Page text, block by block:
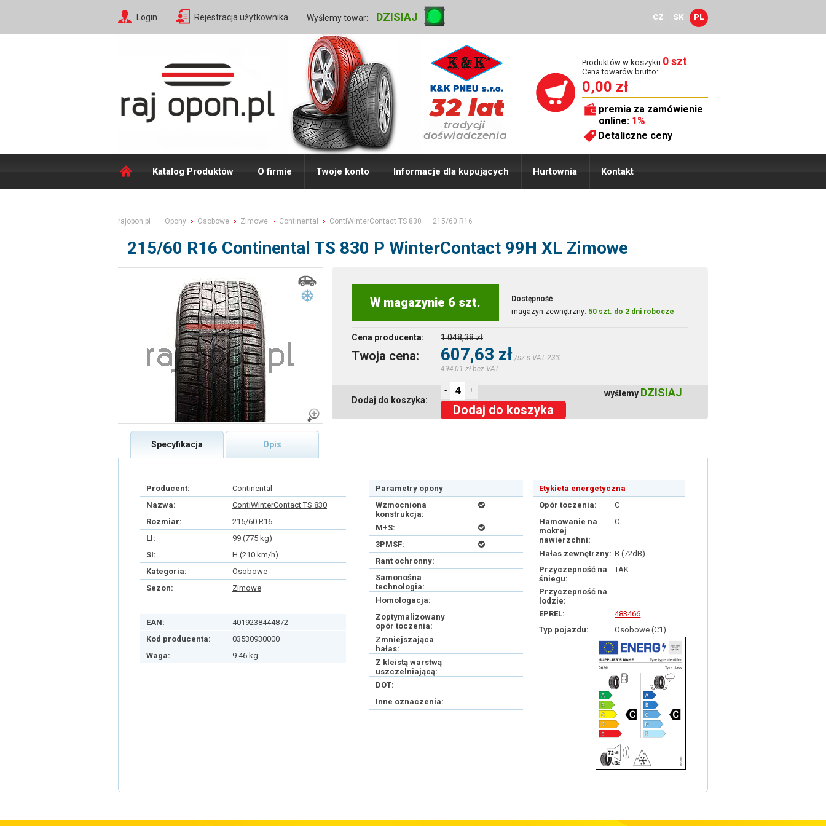
Login Rejestracja użytkownika Wyślemy towar: DZISIAJ CZ SK PL
Produktów w koszyku 0 szt
Cena towarów brutto:
0,00 zł
premia za zamówienie
online: 1%
Detaliczne ceny
Katalog Produktów O firmie Twoje konto Informacje dla kupujących Hurtownia Kontakt
rajopon.pl Opony Osobowe Zimowe Continental ContiWinterContact TS 830 215/60 R16
215/60 R16 Continental TS 830 P WinterContact 99H XL Zimowe
W magazynie 6 szt. Dostępność:
magazyn zewnętrzny: 50 szt. do 2 dni robocze
Cena producenta: 1 048,38 zł
Twoja cena: 607,63 zł /sz s VAT 23%
494,01 zł bez VAT
Dodaj do koszyka:
wyślemy DZISIAJ
- +
Dodaj do koszyka
Specyfikacja Opis
Producent:
Continental
Nazwa:
ContiWinterContact TS 830
Rozmiar:
215/60 R16
LI:
99 (775 kg)
SI:
H (210 km/h)
Kategoria:
Osobowe
Sezon:
Zimowe
EAN:
4019238444872
Kod producenta:
03530930000
Waga:
9.46 kg
Parametry opony
Wzmocniona
konstrukcja:
M+S:
3PMSF:
Rant ochronny:
Samonośna
technologia:
Homologacja:
Zoptymalizowany
opór toczenia:
Zmniejszająca
hałas:
Z kleistą warstwą
uszczelniającą:
DOT:
Inne oznaczenia:
Etykieta energetyczna
Opór toczenia:
C
Hamowanie na
mokrej
nawierzchni:
C
Hałas zewnętrzny: B (72dB)
Przyczepność na
śniegu:
TAK
Przyczepność na
lodzie:
EPREL:
483466
Typ pojazdu:
Osobowe (C1)